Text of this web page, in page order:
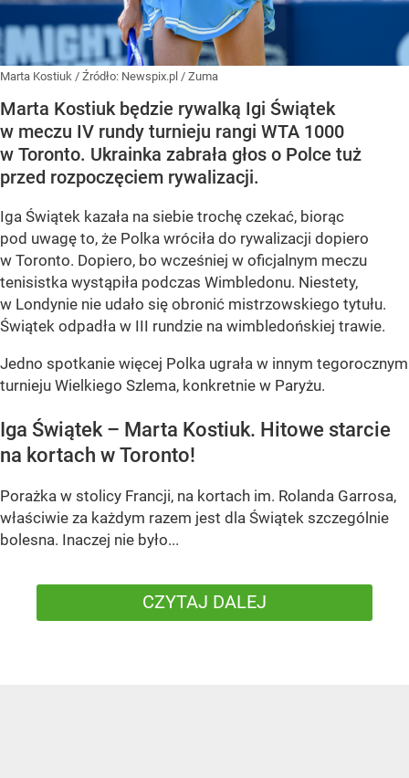
Marta Kostiuk / Źródło: Newspix.pl / Zuma
Marta Kostiuk będzie rywalką Igi Świątek
w meczu IV rundy turnieju rangi WTA 1000
w Toronto. Ukrainka zabrała głos o Polce tuż
przed rozpoczęciem rywalizacji.
Iga Świątek kazała na siebie trochę czekać, biorąc
pod uwagę to, że Polka wróciła do rywalizacji dopiero
w Toronto. Dopiero, bo wcześniej w oficjalnym meczu
tenisistka wystąpiła podczas Wimbledonu. Niestety,
w Londynie nie udało się obronić mistrzowskiego tytułu.
Świątek odpadła w III rundzie na wimbledońskiej trawie.
Jedno spotkanie więcej Polka ugrała w innym tegorocznym
turnieju Wielkiego Szlema, konkretnie w Paryżu.
Iga Świątek – Marta Kostiuk. Hitowe starcie
na kortach w Toronto!
Porażka w stolicy Francji, na kortach im. Rolanda Garrosa,
właściwie za każdym razem jest dla Świątek szczególnie
bolesna. Inaczej nie było...
CZYTAJ DALEJ